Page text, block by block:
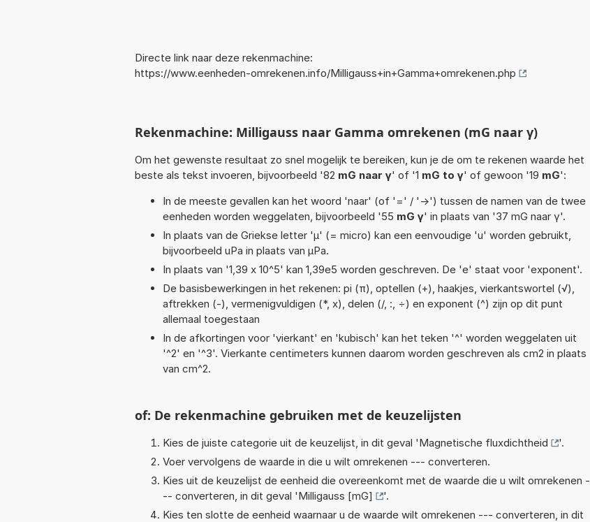
Directe link naar deze rekenmachine:
https://www.eenheden-omrekenen.info/Milligauss+in+Gamma+omrekenen.php
Rekenmachine: Milligauss naar Gamma omrekenen (mG naar γ)
Om het gewenste resultaat zo snel mogelijk te bereiken, kun je de om te rekenen waarde het
beste als tekst invoeren, bijvoorbeeld '82 mG naar γ' of '1 mG to γ' of gewoon '19 mG':
In de meeste gevallen kan het woord 'naar' (of '=' / '->') tussen de namen van de twee
eenheden worden weggelaten, bijvoorbeeld '55 mG γ' in plaats van '37 mG naar γ'.
In plaats van de Griekse letter 'µ' (= micro) kan een eenvoudige 'u' worden gebruikt,
bijvoorbeeld uPa in plaats van µPa.
In plaats van '1,39 x 10^5' kan 1,39e5 worden geschreven. De 'e' staat voor 'exponent'.
De basisbewerkingen in het rekenen: pi (π), optellen (+), haakjes, vierkantswortel (√),
aftrekken (-), vermenigvuldigen (*, x), delen (/, :, ÷) en exponent (^) zijn op dit punt
allemaal toegestaan
In de afkortingen voor 'vierkant' en 'kubisch' kan het teken '^' worden weggelaten uit
'^2' en '^3'. Vierkante centimeters kunnen daarom worden geschreven als cm2 in plaats
van cm^2.
of: De rekenmachine gebruiken met de keuzelijsten
Kies de juiste categorie uit de keuzelijst, in dit geval 'Magnetische fluxdichtheid
'.
Voer vervolgens de waarde in die u wilt omrekenen --- converteren.
Kies uit de keuzelijst de eenheid die overeenkomt met de waarde die u wilt omrekenen -
-- converteren, in dit geval 'Milligauss [mG]
'.
Kies ten slotte de eenheid waarnaar u de waarde wilt omrekenen --- converteren, in dit